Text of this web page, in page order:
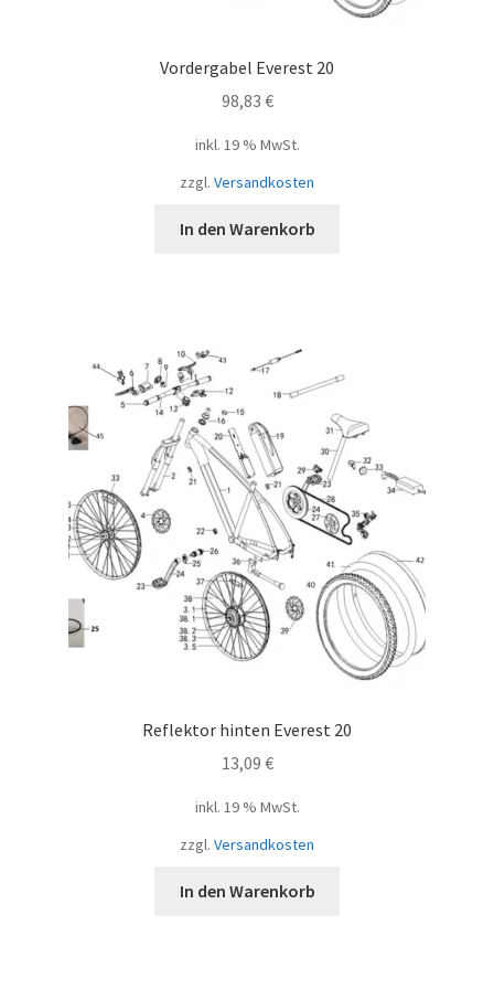
Vordergabel Everest 20
98,83 €
inkl. 19 % MwSt.
zzgl. Versandkosten
In den Warenkorb
Reflektor hinten Everest 20
13,09 €
inkl. 19 % MwSt.
zzgl. Versandkosten
In den Warenkorb